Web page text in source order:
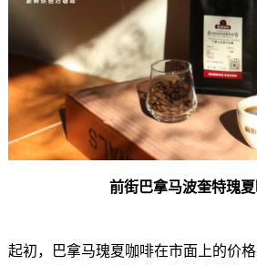
前街巴拿马波奎特瑰
起初，巴拿马瑰夏咖啡在市面上的价